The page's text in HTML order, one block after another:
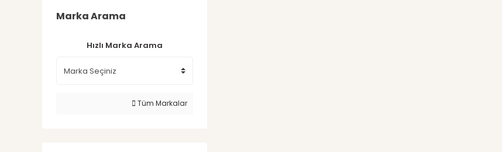
Marka Arama
Hızlı Marka Arama
Tüm Markalar